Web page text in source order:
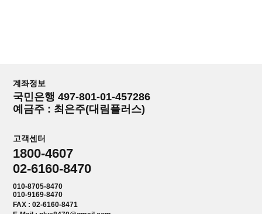
계좌정보
국민은행 497-801-01-457286
예금주 : 최은주(대림플러스)
고객센터
1800-4607
02-6160-8470
010-8705-8470
010-9169-8470
FAX : 02-6160-8471